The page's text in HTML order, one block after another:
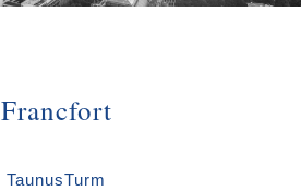
Francfort
TaunusTurm